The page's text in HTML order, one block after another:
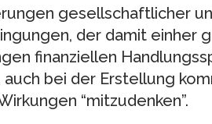
gesellschaftlicher
der damit einher
finanziellen
bei der Erstellung
“mitzudenken”.